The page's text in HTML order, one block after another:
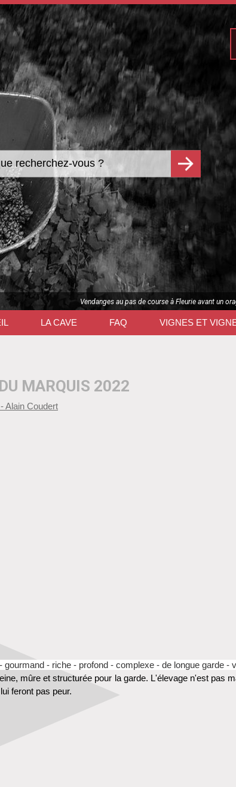
Vendanges au pas de course à Fleurie avant un
LA CAVE FAQ VIGNES ET
MARQUIS 2022
Alain Coudert
- riche - profond - complexe - de longue garde -
mûre et structurée pour la garde. L'élevage n'est pas
feront pas peur.